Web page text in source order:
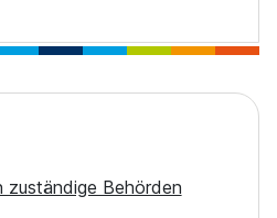
zuständige Behörden